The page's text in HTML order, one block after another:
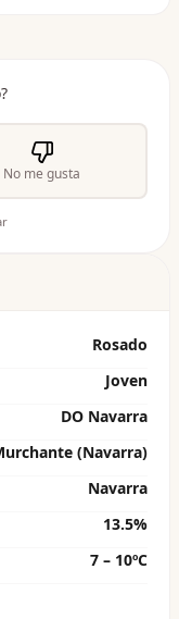
No me gusta
Rosado
Joven
DO Navarra
(Navarra)
Navarra
13.5%
7 – 10ºC